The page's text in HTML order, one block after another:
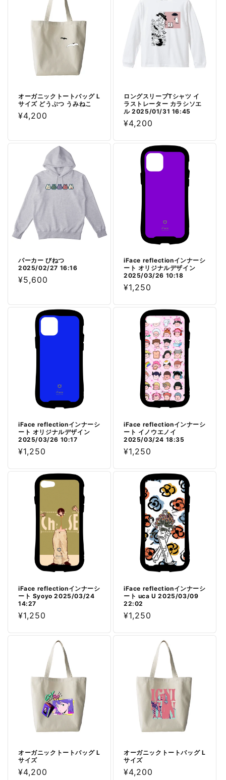
オーガニックトートバッグ L
サイズ どうぶつ うみねこ
通
価
¥4,200
ロングスリーブTシャツ イ
ラストレーター カラシソエ
ル 2025/01/31 16:45
通
価
¥4,200
パーカー びねつ
2025/02/27 16:16
通
価
¥5,600
iFace reflectionインナーシ
ート オリジナルデザイン
2025/03/26 10:18
通
価
¥1,250
iFace reflectionインナーシ
ート オリジナルデザイン
2025/03/26 10:17
通
価
¥1,250
iFace reflectionインナーシ
ート イノウエノイ
2025/03/24 18:35
通
価
¥1,250
iFace reflectionインナーシ
ート Syoyo 2025/03/24
14:27
通
価
¥1,250
iFace reflectionインナーシ
ート uca U 2025/03/09
22:02
通
価
¥1,250
オーガニックトートバッグ L
サイズ
通
¥4,200
オーガニックトートバッグ L
サイズ
通
¥4,200